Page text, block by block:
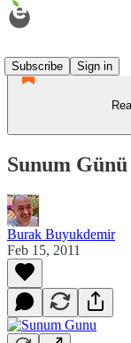
Subscribe
Sign in
Sunum Günü
Burak Buyukdemir
Feb 15, 2011